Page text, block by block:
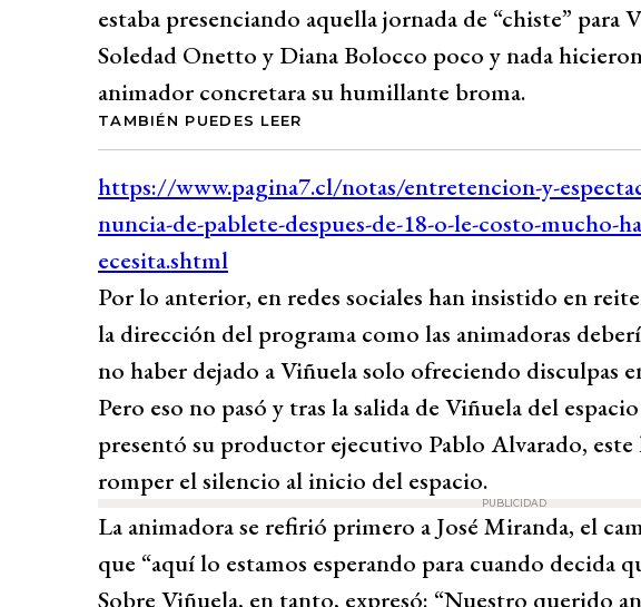
estaba presenciando aquella jornada de “chiste” para
Soledad Onetto y Diana Bolocco poco y nada
animador concretara su humillante broma.
TAMBIÉN PUEDES LEER
Por lo anterior, en redes sociales han insistido en
la dirección del programa como las animadoras
no haber dejado a Viñuela solo ofreciendo disculpas
Pero eso no pasó y tras la salida de Viñuela del
presentó su productor ejecutivo Pablo Alvarado,
romper el silencio al inicio del espacio.
PUBLICIDAD
La animadora se refirió primero a José Miranda, el
que “aquí lo estamos esperando para cuando decida
Sobre Viñuela, en tanto, expresó: “Nuestro querido